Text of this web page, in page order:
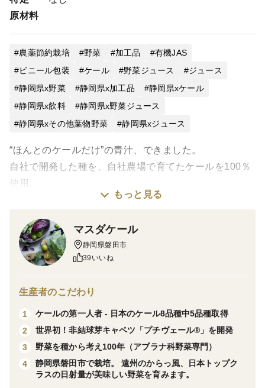
原材料
農薬節約栽培 野菜 加工品
有機JAS
ビニール包装
ケール 野菜ジュース
ジュース
静岡県x野菜
静岡県x加工品
静岡県xケール
静岡県x飲料
静岡県x野菜ジュース
静岡県xその他葉物野菜
静岡県xジュース
“ほんとのケールだけ”の青汁、できました。
自社で開発した種を、自社農場で育てたケールを100％
使用。
着色料・栄養強化剤・調味料・香料・保存料などの添加
使うのは、栄養価も糖度も一年でいちばん高くなる「冬
の旬ケール」。
は約12度。葉も50cmを超えるほど大きく育ちます。
そのケールを収穫後すぐに瞬間冷凍。
季節を問わず、いつでも“旬どき”の栄養と採れたての美
味しさを楽しめます。
もっと見る
マスダケール
静岡県磐田市
39いいね
生産者のこだわり
1
ケールの第一人者 - 日本のケール8品種中5品種取得
2
世界初！非結球芽キャベツ「プチヴェール®」を開発
3
野菜を種から考え100年（アブラナ科野菜専門）
4
静岡県磐田市で栽培。 遠州のからっ風、日本トップク
ラスの日射量が美味しい野菜を育みます。